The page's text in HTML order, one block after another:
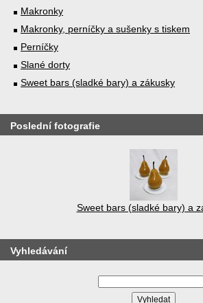
Makronky
Makronky, perníčky a sušenky s tiskem
Perníčky
Slané dorty
Sweet bars (sladké bary) a zákusky
Poslední fotografie
Sweet bars (sladké bary) a
Vyhledávání